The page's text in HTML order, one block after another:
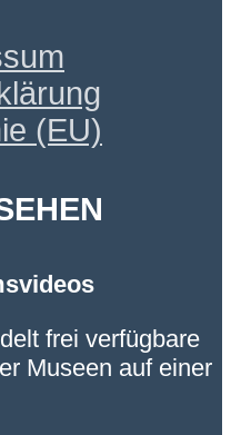
(EU)
frei verfügbare
Museen auf einer